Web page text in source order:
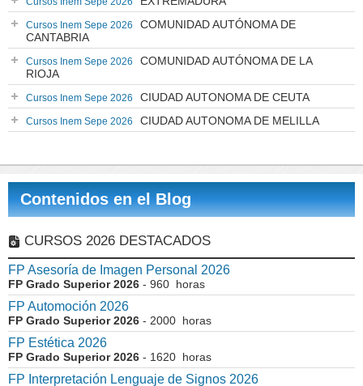
Cursos Inem Sepe 2026
COMUNIDAD AUTÓNOMA DE
CANTABRIA
Cursos Inem Sepe 2026
COMUNIDAD AUTÓNOMA DE LA
RIOJA
Cursos Inem Sepe 2026 CIUDAD AUTONOMA DE CEUTA
Cursos Inem Sepe 2026 CIUDAD AUTONOMA DE MELILLA
Contenidos en el Blog
CURSOS 2026 DESTACADOS
FP Asesoría de Imagen Personal 2026
FP Grado Superior 2026 - 960 horas
FP Automoción 2026
FP Grado Superior 2026 - 2000 horas
FP Estética 2026
FP Grado Superior 2026 - 1620 horas
FP Interpretación Lenguaje de Signos 2026